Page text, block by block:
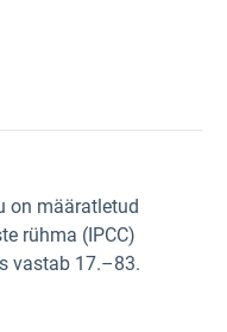
on määratletud
rühma (IPCC)
vastab 17.–83.